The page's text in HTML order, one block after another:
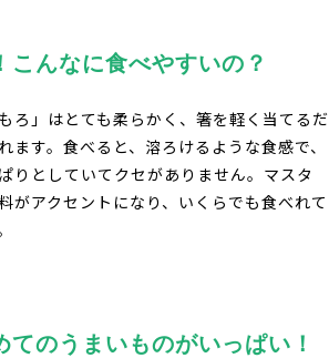
こんなに食べやすいの？
ろ」はとても柔らかく、箸を軽く当てるだ
ます。食べると、溶ろけるような食感で、
りとしていてクセがありません。マスタ
がアクセントになり、いくらでも食べれて
てのうまいものがいっぱい！